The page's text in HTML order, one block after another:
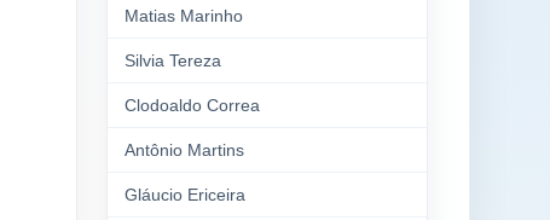
Matias Marinho
Silvia Tereza
Clodoaldo Correa
Antônio Martins
Gláucio Ericeira